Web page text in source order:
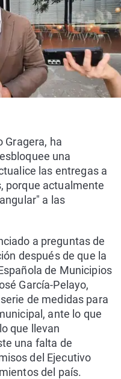
Gragera, ha
una
las entregas a
porque actualmente
a las
a preguntas de
después de que la
de Municipios
García-Pelayo,
de medidas para
ante lo que
que llevan
una falta de
del Ejecutivo
del país.